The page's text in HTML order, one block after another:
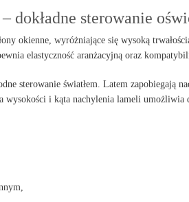
dokładne sterowanie
okienne, wyróżniające się wysoką
elastyczność aranżacyjną oraz
sterowanie światłem. Latem zapobiegają
wysokości i kąta nachylenia lameli